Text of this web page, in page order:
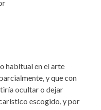
habitual en el arte
y que con
ocultar o dejar
escogido, y por